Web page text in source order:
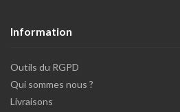
Information
Outils du RGPD
Qui sommes nous ?
Livraisons